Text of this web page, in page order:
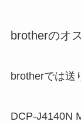
brotherのオ
brotherでは送
DCP-J4140N